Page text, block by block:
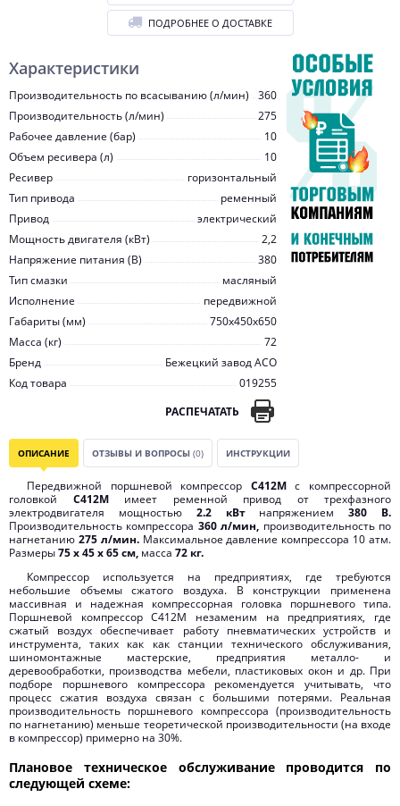
Характеристики
Производительность по всасыванию (л/мин)
360
Производительность (л/мин)
275
Рабочее давление (бар)
10
Объем ресивера (л)
10
Ресивер
горизонтальный
Тип привода
ременный
Привод
электрический
Мощность двигателя (кВт)
2,2
Напряжение питания (В)
380
Тип смазки
масляный
Исполнение
передвижной
Габариты (мм)
750х450х650
Масса (кг)
72
Бренд
Бежецкий завод АСО
Код товара
019255
РАСПЕЧАТАТЬ
ПОДРОБНЕЕ О ДОСТАВКЕ
ОПИСАНИЕ ОТЗЫВЫ И ВОПРОСЫ (0) ИНСТРУКЦИИ
Передвижной поршневой компрессор С412Мс компрессорной
головкой С412Мимеет ременной привод от трехфазного
электродвигателя мощностью 2.2 кВтнапряжением380 В.
Производительность компрессора 360 л/мин, производительность по
нагнетанию 275 л/мин.Максимальное давление компрессора 10 атм.
Размеры75 х 45 х 65 см, масса 72 кг.
Компрессор используется на предприятиях, где требуются
небольшие объемы сжатого воздуха. В конструкции применена
массивная и надежная компрессорная головка поршневого типа.
Поршневой компрессор С412М незаменим на предприятиях, где
сжатый воздух обеспечивает работу пневматических устройств и
инструмента, таких как как станции технического обслуживания,
шиномонтажные мастерские, предприятия металло- и
деревообработки, производства мебели, пластиковых окон и др. При
подборе поршневого компрессора рекомендуется учитывать, что
процесс сжатия воздуха связан с большими потерями. Реальная
производительность поршневого компрессора (производительность
по нагнетанию) меньше теоретической производительности (на входе
в компрессор) примерно на 30%.
Плановое техническое обслуживание проводится по
следующей схеме: